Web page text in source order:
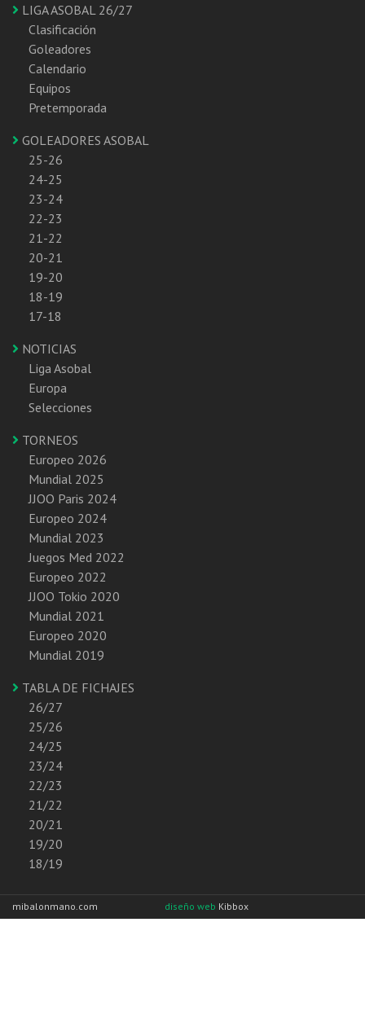
LIGA ASOBAL 26/27
Clasificación
Goleadores
Calendario
Equipos
Pretemporada
GOLEADORES ASOBAL
25-26
24-25
23-24
22-23
21-22
20-21
19-20
18-19
17-18
NOTICIAS
Liga Asobal
Europa
Selecciones
TORNEOS
Europeo 2026
Mundial 2025
JJOO Paris 2024
Europeo 2024
Mundial 2023
Juegos Med 2022
Europeo 2022
JJOO Tokio 2020
Mundial 2021
Europeo 2020
Mundial 2019
TABLA DE FICHAJES
26/27
25/26
24/25
23/24
22/23
21/22
20/21
19/20
18/19
mibalonmano.com diseño web Kibbox